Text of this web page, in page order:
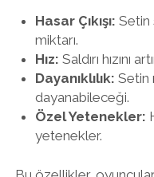
Hasar Çıkışı: Setin
miktarı.
Hız: Saldırı hızını
Dayanıklılık: Setin
dayanabileceği.
Özel Yetenekler:
yetenekler.